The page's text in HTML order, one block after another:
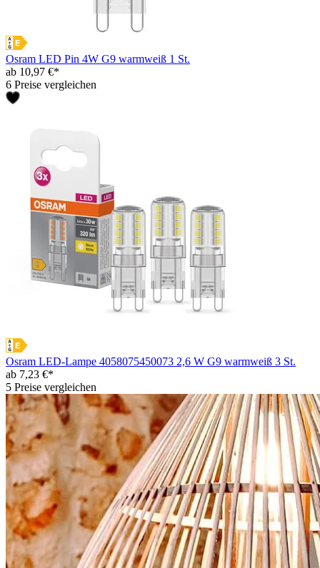
Osram LED Pin 4W G9 warmweiß 1 St.
ab 10,97 €*
6 Preise vergleichen
Osram LED-Lampe 4058075450073 2,6 W G9 warmweiß 3 St.
ab 7,23 €*
5 Preise vergleichen